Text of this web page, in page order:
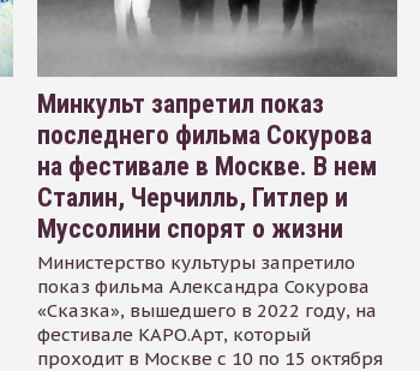
Минкульт запретил показ
последнего фильма Сокурова
на фестивале в Москве. В нем
Сталин, Черчилль, Гитлер и
Муссолини спорят о жизни
Министерство культуры запретило
показ фильма Александра Сокурова
«Сказка», вышедшего в 2022 году, на
фестивале КАРО.Арт, который
проходит в Москве с 10 по 15 октября